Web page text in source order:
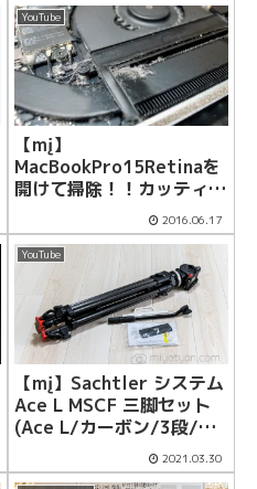
YouTube
【mį】
MacBookPro15Retinaを
開けて掃除！！カッティン
グシートでイメチェンした
♬
2016.06.17
YouTube
【mį】Sachtler システム
Ace L MSCF 三脚セット
(Ace L/カーボン/3段/ミ
ッドスプレッダー)を購入
♬
2021.03.30